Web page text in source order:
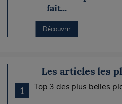
fait...
Découvrir
Les articles les
1
Top 3 des plus belles